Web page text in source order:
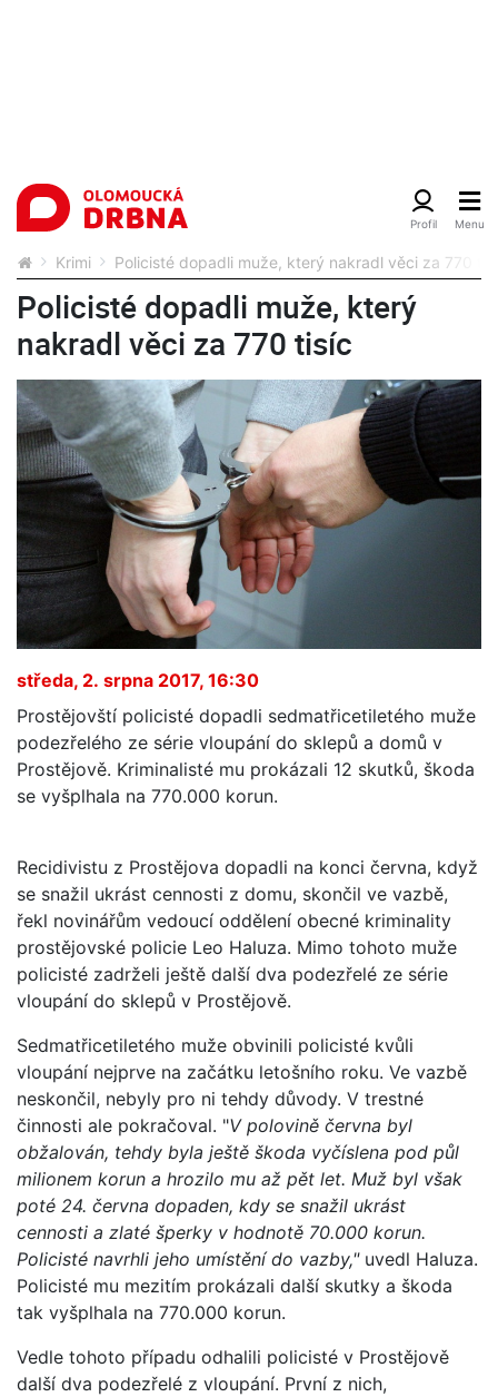
Krimi Policisté dopadli muže, který nakradl věci za 770
Policisté dopadli muže, který
nakradl věci za 770 tisíc
středa, 2. srpna 2017, 16:30
Prostějovští policisté dopadli sedmatřicetiletého muže
podezřelého ze série vloupání do sklepů a domů v
Prostějově. Kriminalisté mu prokázali 12 skutků, škoda
se vyšplhala na 770.000 korun.
Recidivistu z Prostějova dopadli na konci června, když
se snažil ukrást cennosti z domu, skončil ve vazbě,
řekl novinářům vedoucí oddělení obecné kriminality
prostějovské policie Leo Haluza. Mimo tohoto muže
policisté zadrželi ještě další dva podezřelé ze série
vloupání do sklepů v Prostějově.
Sedmatřicetiletého muže obvinili policisté kvůli
vloupání nejprve na začátku letošního roku. Ve vazbě
neskončil, nebyly pro ni tehdy důvody. V trestné
činnosti ale pokračoval. "V polovině června byl
obžalován, tehdy byla ještě škoda vyčíslena pod půl
milionem korun a hrozilo mu až pět let. Muž byl však
poté 24. června dopaden, kdy se snažil ukrást
cennosti a zlaté šperky v hodnotě 70.000 korun.
Policisté navrhli jeho umístění do vazby,"uvedl Haluza.
Policisté mu mezitím prokázali další skutky a škoda
tak vyšplhala na 770.000 korun.
Vedle tohoto případu odhalili policisté v Prostějově
další dva podezřelé z vloupání. První z nich,